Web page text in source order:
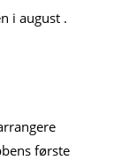
i august .
første